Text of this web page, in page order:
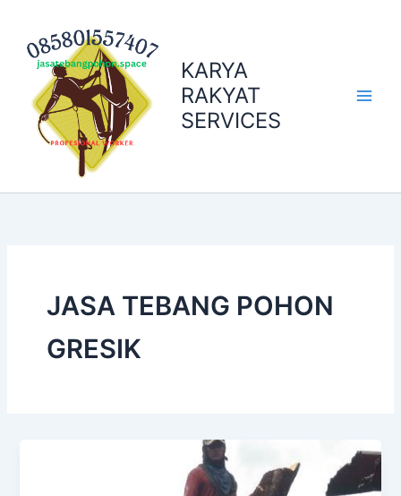
content
KARYA
RAKYAT
SERVICES
JASA TEBANG POHON
GRESIK